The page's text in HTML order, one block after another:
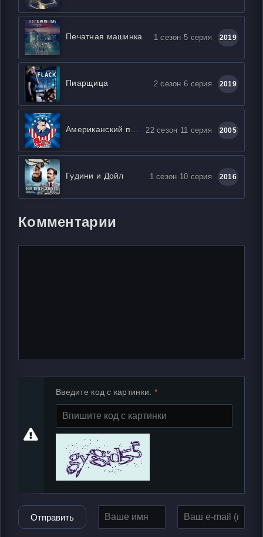
Печатная машинка 1 сезон 5 серия 2019
Пиарщица 2 сезон 6 серия 2019
22 сезон 11 серия 2005
Гудини и Дойл 1 сезон 10 серия 2016
Комментарии
Введите код с картинки:
Отправить